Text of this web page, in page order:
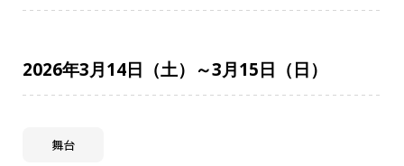
2026年3月14日（土）～3月15日（日）
舞台